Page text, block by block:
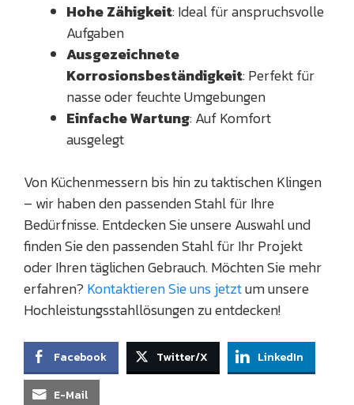
Hohe Zähigkeit: Ideal für anspruchsvolle
Aufgaben
Ausgezeichnete
Korrosionsbeständigkeit: Perfekt für
nasse oder feuchte Umgebungen
Einfache Wartung: Auf Komfort
ausgelegt
Von Küchenmessern bis hin zu taktischen Klingen
– wir haben den passenden Stahl für Ihre
Bedürfnisse. Entdecken Sie unsere Auswahl und
finden Sie den passenden Stahl für Ihr Projekt
oder Ihren täglichen Gebrauch. Möchten Sie mehr
erfahren? Kontaktieren Sie uns jetztum unsere
Hochleistungsstahllösungen zu entdecken!
Facebook Twitter/X LinkedIn
E-Mail